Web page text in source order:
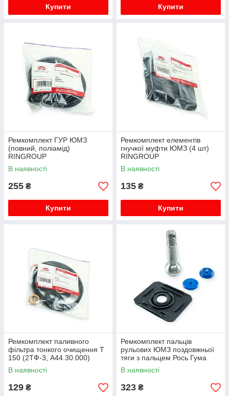
Купити Купити
Ремкомплект ГУР ЮМЗ
(повний, поліамід)
RINGROUP
В наявності
255 ₴
Купити
Ремкомплект елементів
гнучкої муфти ЮМЗ (4 шт)
RINGROUP
В наявності
135 ₴
Купити
Ремкомплект паливного
фільтра тонкого очищення Т
150 (2ТФ-3, А44.30.000)
повний RINGROUP
В наявності
129 ₴
Ремкомплект пальців
рульових ЮМЗ поздовжньої
тяги з пальцем Рось Гума
В наявності
323 ₴